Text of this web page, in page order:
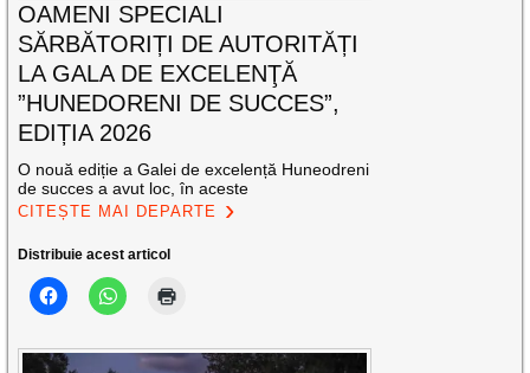
OAMENI SPECIALI
SĂRBĂTORIȚI DE AUTORITĂȚI
LA GALA DE EXCELENŢĂ
”HUNEDORENI DE SUCCES”,
EDIȚIA 2026
O nouă ediție a Galei de excelență Huneodreni
de succes a avut loc, în aceste
CITEȘTE MAI DEPARTE
Distribuie acest articol